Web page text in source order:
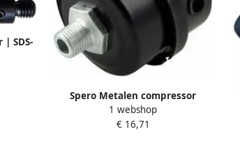
| SDS-
Spero Metalen compressor
aanzuigfilter | 3 8 (M) gccf38
1 webshop
€ 16,71